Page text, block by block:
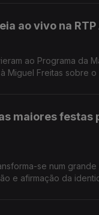
ao vivo na RTP
ao Programa da
Miguel Freitas sobre o
maiores festas
se num
e afirmação da